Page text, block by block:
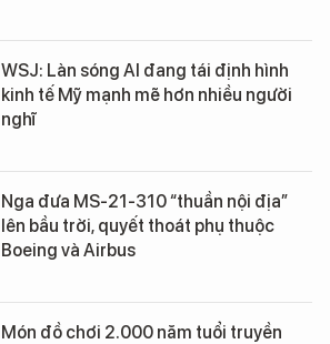
WSJ: Làn sóng AI đang tái định hình
kinh tế Mỹ mạnh mẽ hơn nhiều người
nghĩ
Nga đưa MS-21-310 “thuần nội địa”
lên bầu trời, quyết thoát phụ thuộc
Boeing và Airbus
Món đồ chơi 2.000 năm tuổi truyền